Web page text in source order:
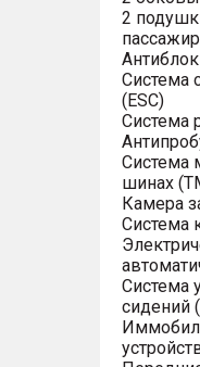
2
Система
(ESC)
Система
Система
шинах
Камера
Система
Система
сидений